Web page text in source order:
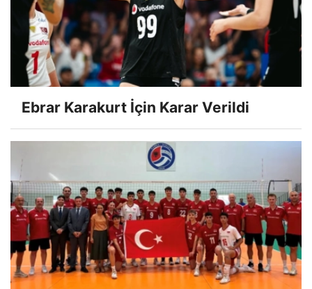
Ebrar Karakurt İçin Karar Verildi